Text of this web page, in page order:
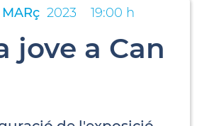
MARç 2023 19:00 h
jove a Can